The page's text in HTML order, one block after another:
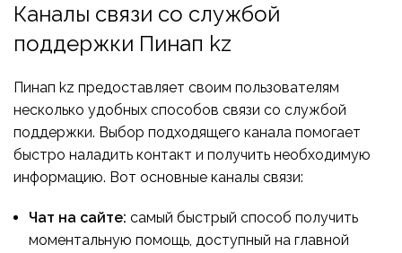
Каналы связи со службой
поддержки Пинап kz
Пинап kz предоставляет своим пользователям
несколько удобных способов связи со службой
поддержки. Выбор подходящего канала помогает
быстро наладить контакт и получить необходимую
информацию. Вот основные каналы связи:
Чат на сайте: самый быстрый способ получить
моментальную помощь, доступный на главной